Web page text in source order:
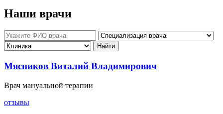
Наши врачи
Мясников Виталий Владимирович
Врач мануальной терапии
отзывы